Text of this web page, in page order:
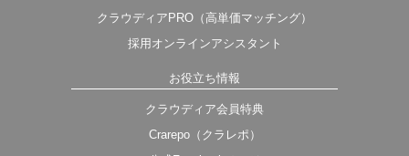
クラウディアPRO（高単価マッチング）
採用オンラインアシスタント
お役立ち情報
クラウディア会員特典
Crarepo（クラレポ）